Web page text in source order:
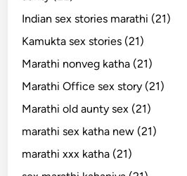
Indian sex stories marathi (21)
Kamukta sex stories (21)
Marathi nonveg katha (21)
Marathi Office sex story (21)
Marathi old aunty sex (21)
marathi sex katha new (21)
marathi xxx katha (21)